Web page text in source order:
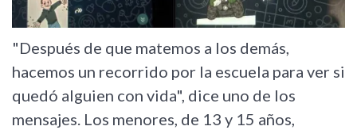
"Después de que matemos a los demás,
hacemos un recorrido por la escuela para ver si
quedó alguien con vida", dice uno de los
mensajes. Los menores, de 13 y 15 años,